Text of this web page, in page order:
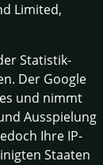
Limited,
Statistik-
Der Google
und nimmt
Ausspielung
Ihre IP-
Staaten